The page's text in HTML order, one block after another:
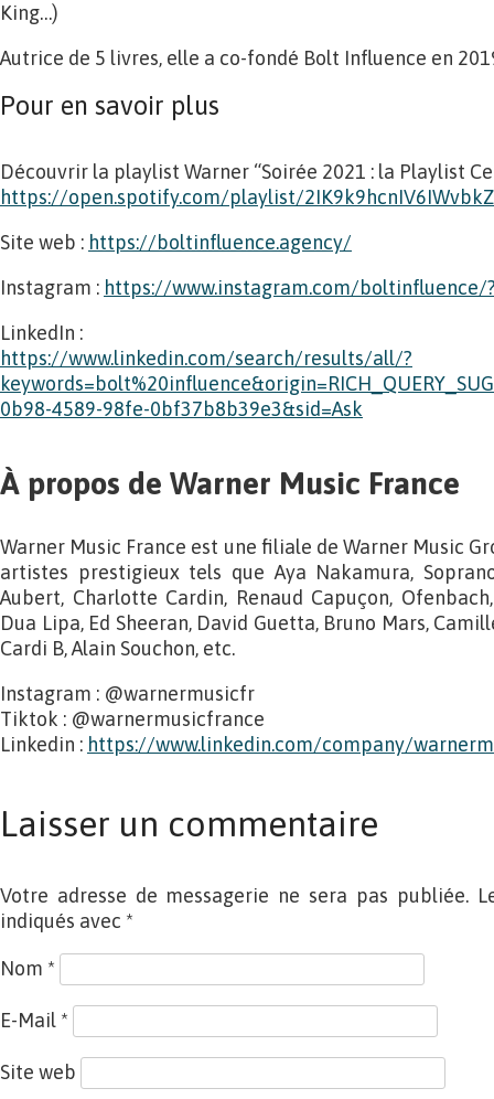
King…)
Autrice de 5 livres, elle a co-fondé Bolt Influence en
Pour en savoir plus
Découvrir la playlist Warner “Soirée 2021 : la Playlist
https://open.spotify.com/playlist/
Site web : https://boltinfluence.agency/
Instagram : https://www.instagram.com/boltinfluence/
LinkedIn :
https://www.linkedin.com/search/results/all/?
0b98-4589-98fe-0bf37b8b39e3&sid=Ask
À propos de Warner Music France
Warner Music France est une filiale de Warner Music
artistes prestigieux tels que Aya Nakamura,
Aubert, Charlotte Cardin, Renaud Capuçon,
Dua Lipa, Ed Sheeran, David Guetta, Bruno Mars,
Cardi B, Alain Souchon, etc.
Instagram : @warnermusicfr
Tiktok : @warnermusicfrance
Linkedin : https://www.linkedin.com/company/
Laisser un commentaire
Votre adresse de messagerie ne sera pas publiée.
indiqués avec *
Nom *
E-Mail *
Site web